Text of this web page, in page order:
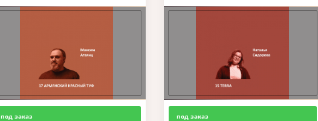
под заказ под заказ